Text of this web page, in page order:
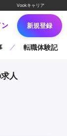
Vookキャリア
ン 新規登録
転職体験記
人